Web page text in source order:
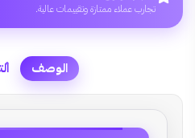
تجارب عملاء ممتازة وتقييمات عالية.
الوصف